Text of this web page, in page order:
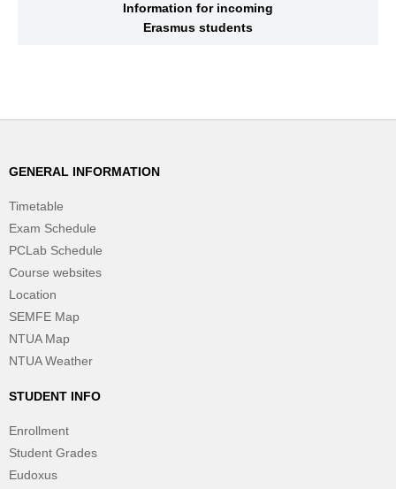
Information for incoming
Erasmus students
GENERAL INFORMATION
Timetable
Exam Schedule
PCLab Schedule
Course websites
Location
SEMFE Map
NTUA Map
NTUA Weather
STUDENT INFO
Enrollment
Student Grades
Eudoxus